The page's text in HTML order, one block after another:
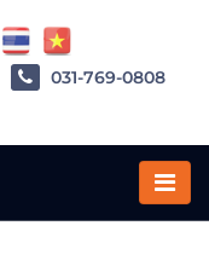
031-769-0808